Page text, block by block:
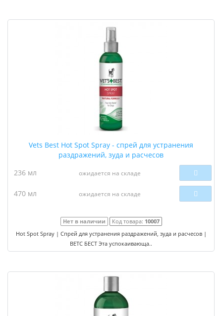
Vets Best Hot Spot Spray - спрей для устранения
раздражений, зуда и расчесов
236 мл
ожидается на складе
470 мл ожидается на складе
Нет в наличии Код товара: 10007
Hot Spot Spray | Спрей для устранения раздражений, зуда и расчесов |
ВЕТС БЕСТ Эта успокаивающа..